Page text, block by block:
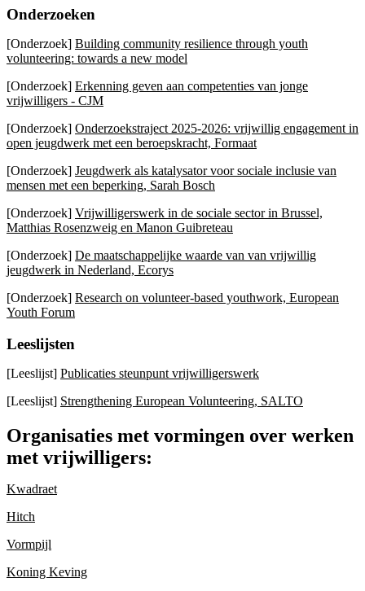
Onderzoeken
[Onderzoek] Building community resilience through youth
volunteering: towards a new model
[Onderzoek] Erkenning geven aan competenties van jonge
vrijwilligers - CJM
[Onderzoek] On­der­zoeks­tra­ject 2025-2026: vrijwillig engagement in
open jeugdwerk met een beroepskracht, Formaat
[Onderzoek] Jeugdwerk als katalysator voor sociale inclusie van
mensen met een beperking, Sarah Bosch
[Onderzoek] Vrijwilligerswerk in de sociale sector in Brussel,
Matthias Rosenzweig en Manon Guibreteau
[Onderzoek] De maatschappelijke waarde van van vrijwillig
jeugdwerk in Nederland, Ecorys
[Onderzoek] Research on volunteer-based youthwork, European
Youth Forum
Leeslijsten
[Leeslijst] Publicaties steunpunt vrijwilligerswerk
[Leeslijst] Strengthening European Volunteering, SALTO
Organisaties met vormingen over werken
met vrijwilligers:
Kwadraet
Hitch
Vormpijl
Koning Keving